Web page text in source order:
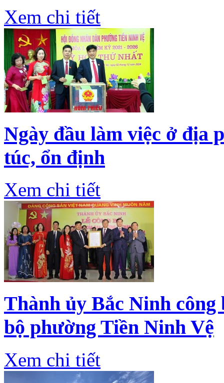
Xem chi tiết
Ngày đầu làm việc ở địa
túc, ổn định
Xem chi tiết
Thành ủy Bắc Ninh
bộ phường Tiền Ninh Vệ
Xem chi tiết